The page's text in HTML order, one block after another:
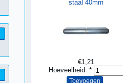
staal 40mm
€1,21
Hoeveelheid: *